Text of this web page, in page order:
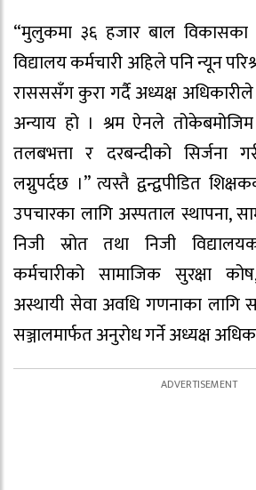
“मुलुकमा ३६ हजार बाल
विद्यालय कर्मचारी अहिले पनि न्यून
रासससँग कुरा गर्दै अध्यक्ष अधिकारीले
अन्याय हो । श्रम ऐनले
तलबभत्ता र दरबन्दीको सिर्जना
लग्नुपर्दछ ।” त्यस्तै द्वन्द्वपीडित
उपचारका लागि अस्पताल स्थापना,
निजी स्रोत तथा निजी
कर्मचारीको सामाजिक सुरक्षा
अस्थायी सेवा अवधि गणनाका लागि
सञ्जालमार्फत अनुरोध गर्ने अध्यक्ष